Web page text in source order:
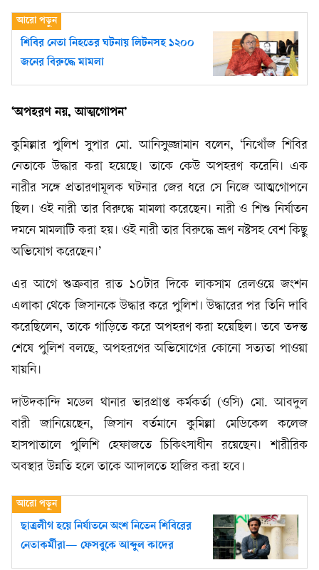
শিবির নেতা নিহতের ঘটনায় লিটনসহ ১২০০
জনের বিরুদ্ধে মামলা
‘অপহরণ নয়, আত্মগোপন’
কুমিল্লার পুলিশ সুপার মো. আনিসুজ্জামান বলেন, ‘নিখোঁজ শিবির
নেতাকে উদ্ধার করা হয়েছে। তাকে কেউ অপহরণ করেনি। এক
নারীর সঙ্গে প্রতারণামূলক ঘটনার জের ধরে সে নিজে আত্মগোপনে
ছিল। ওই নারী তার বিরুদ্ধে মামলা করেছেন। নারী ও শিশু নির্যাতন
দমনে মামলাটি করা হয়। ওই নারী তার বিরুদ্ধে ভ্রূণ নষ্টসহ বেশ কিছু
অভিযোগ করেছেন।’
এর আগে শুক্রবার রাত ১০টার দিকে লাকসাম রেলওয়ে জংশন
এলাকা থেকে জিসানকে উদ্ধার করে পুলিশ। উদ্ধারের পর তিনি দাবি
করেছিলেন, তাকে গাড়িতে করে অপহরণ করা হয়েছিল। তবে তদন্ত
শেষে পুলিশ বলছে, অপহরণের অভিযোগের কোনো সত্যতা পাওয়া
যায়নি।
দাউদকান্দি মডেল থানার ভারপ্রাপ্ত কর্মকর্তা (ওসি) মো. আবদুল
বারী জানিয়েছেন, জিসান বর্তমানে কুমিল্লা মেডিকেল কলেজ
হাসপাতালে পুলিশি হেফাজতে চিকিৎসাধীন রয়েছেন। শারীরিক
অবস্থার উন্নতি হলে তাকে আদালতে হাজির করা হবে।
ছাত্রলীগ হয়ে নির্যাতনে অংশ নিতেন শিবিরের
নেতাকর্মীরা— ফেসবুকে আব্দুল কাদের